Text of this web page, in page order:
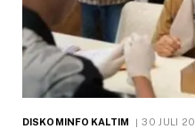
DISKOMINFO KALTIM 30 JULI